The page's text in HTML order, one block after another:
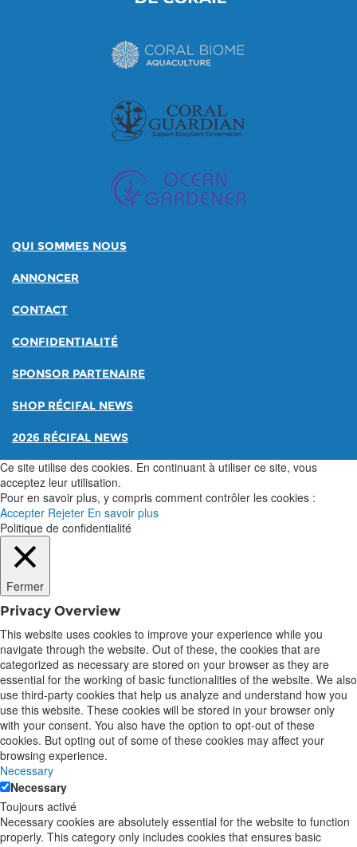
QUI SOMMES NOUS
ANNONCER
CONTACT
CONFIDENTIALITÉ
SPONSOR PARTENAIRE
SHOP RÉCIFAL NEWS
2026 RÉCIFAL NEWS
Ce site utilise des cookies. En continuant à utiliser ce site, vous
acceptez leur utilisation.
Pour en savoir plus, y compris comment contrôler les cookies :
Accepter Rejeter En savoir plus
Politique de confidentialité
Fermer
Privacy Overview
This website uses cookies to improve your experience while you
navigate through the website. Out of these, the cookies that are
categorized as necessary are stored on your browser as they are
essential for the working of basic functionalities of the website. We also
use third-party cookies that help us analyze and understand how you
use this website. These cookies will be stored in your browser only
with your consent. You also have the option to opt-out of these
cookies. But opting out of some of these cookies may affect your
browsing experience.
Necessary
Necessary
Toujours activé
Necessary cookies are absolutely essential for the website to function
properly. This category only includes cookies that ensures basic